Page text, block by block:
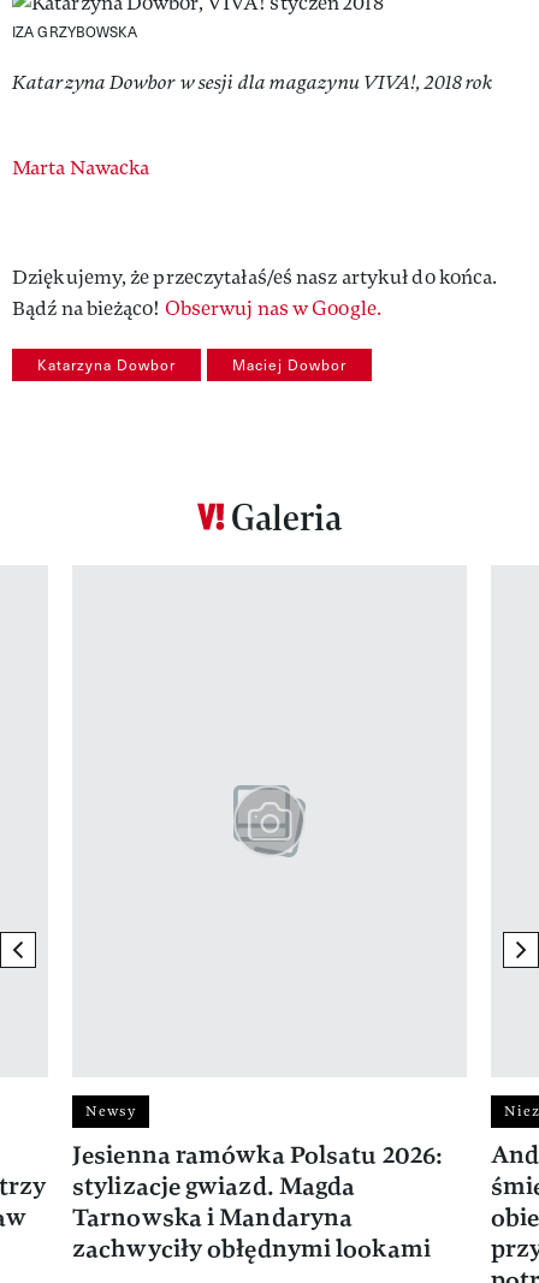
IZA GRZYBOWSKA
Katarzyna Dowbor w sesji dla magazynu VIVA!, 2018 rok
Authors
Marta Nawacka
Dziękujemy, że przeczytałaś/eś nasz artykuł do końca.
Bądź na bieżąco! Obserwuj nas w Google.
Katarzyna Dowbor Maciej Dowbor
Galeria
previous element
Newsy
Jesienna ramówka Polsatu 2026:
stylizacje gwiazd. Magda
Tarnowska i Mandaryna
zachwyciły obłędnymi lookami